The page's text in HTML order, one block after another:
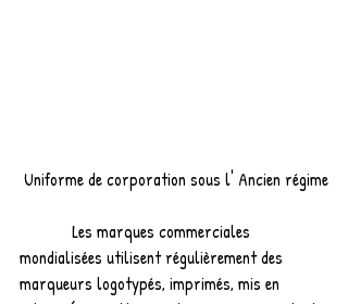
Uniforme de corporation sous l' Ancien régime
mondialisées utilisent régulièrement des
marqueurs logotypés, imprimés, mis en